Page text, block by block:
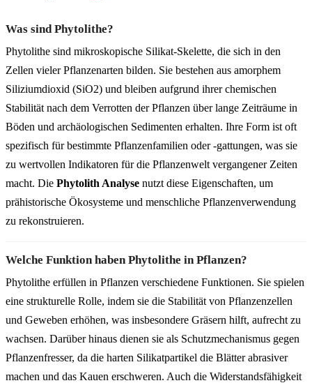
Was sind Phytolithe?
Phytolithe sind mikroskopische Silikat-Skelette, die sich in den
Zellen vieler Pflanzenarten bilden. Sie bestehen aus amorphem
Siliziumdioxid (SiO2) und bleiben aufgrund ihrer chemischen
Stabilität nach dem Verrotten der Pflanzen über lange Zeiträume in
Böden und archäologischen Sedimenten erhalten. Ihre Form ist oft
spezifisch für bestimmte Pflanzenfamilien oder -gattungen, was sie
zu wertvollen Indikatoren für die Pflanzenwelt vergangener Zeiten
macht. Die Phytolith Analyse nutzt diese Eigenschaften, um
prähistorische Ökosysteme und menschliche Pflanzenverwendung
zu rekonstruieren.
Welche Funktion haben Phytolithe in Pflanzen?
Phytolithe erfüllen in Pflanzen verschiedene Funktionen. Sie spielen
eine strukturelle Rolle, indem sie die Stabilität von Pflanzenzellen
und Geweben erhöhen, was insbesondere Gräsern hilft, aufrecht zu
wachsen. Darüber hinaus dienen sie als Schutzmechanismus gegen
Pflanzenfresser, da die harten Silikatpartikel die Blätter abrasiver
machen und das Kauen erschweren. Auch die Widerstandsfähigkeit